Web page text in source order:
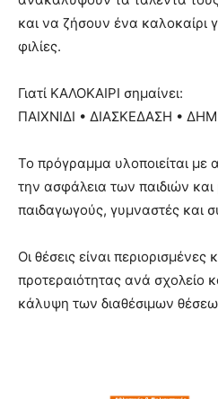
και να ζήσουν ένα καλοκαίρι
φιλίες.
Γιατί ΚΑΛΟΚΑΙΡΙ σημαίνει:
ΠΑΙΧΝΙΔΙ • ΔΙΑΣΚΕΔΑΣΗ •
Το πρόγραμμα υλοποιείται με
την ασφάλεια των παιδιών και
παιδαγωγούς, γυμναστές και
Οι θέσεις είναι περιορισμένες
προτεραιότητας ανά σχολείο
κάλυψη των διαθέσιμων